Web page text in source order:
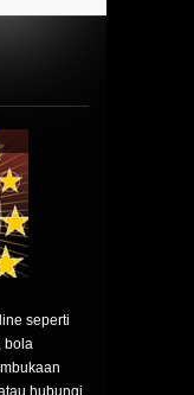
seperti
bola
hubungi